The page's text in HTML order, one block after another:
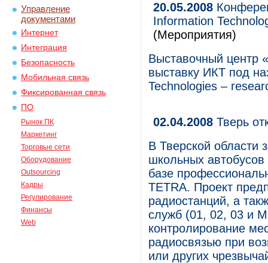
Управление
документами
Интернет
Интеграция
Безопасность
Мобильная связь
Фиксированная связь
ПО
Рынок ПК
Маркетинг
Торговые сети
Оборудование
Outsourcing
Кадры
Регулирование
Финансы
Web
20.05.2008
Information
(Мероприятия)
Выставочный центр
выставку ИКТ под
Technologies –
02.04.2008 Тверь
В Тверской области
школьных
базе
TETRA. Проект
радиостанций, а
служб (01, 02, 03 и
контролирование
радиосвязью при
или других